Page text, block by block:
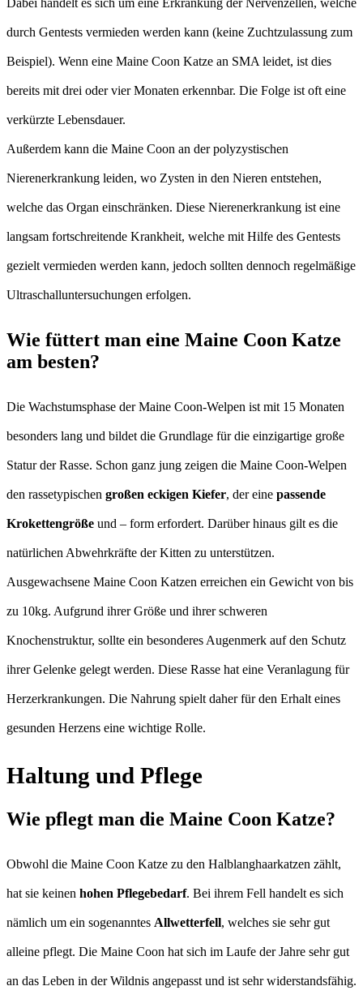
Dabei handelt es sich um eine Erkrankung der Nervenzellen, welche
durch Gentests vermieden werden kann (keine Zuchtzulassung zum
Beispiel). Wenn eine Maine Coon Katze an SMA leidet, ist dies
bereits mit drei oder vier Monaten erkennbar. Die Folge ist oft eine
verkürzte Lebensdauer.
Außerdem kann die Maine Coon an der polyzystischen
Nierenerkrankung leiden, wo Zysten in den Nieren entstehen,
welche das Organ einschränken. Diese Nierenerkrankung ist eine
langsam fortschreitende Krankheit, welche mit Hilfe des Gentests
gezielt vermieden werden kann, jedoch sollten dennoch regelmäßige
Ultraschalluntersuchungen erfolgen.
Wie füttert man eine Maine Coon Katze
am besten?
Die Wachstumsphase der Maine Coon-Welpen ist mit 15 Monaten
besonders lang und bildet die Grundlage für die einzigartige große
Statur der Rasse. Schon ganz jung zeigen die Maine Coon-Welpen
den rassetypischen großen eckigen Kiefer, der eine passende
Krokettengröße und – form erfordert. Darüber hinaus gilt es die
natürlichen Abwehrkräfte der Kitten zu unterstützen.
Ausgewachsene Maine Coon Katzen erreichen ein Gewicht von bis
zu 10kg. Aufgrund ihrer Größe und ihrer schweren
Knochenstruktur, sollte ein besonderes Augenmerk auf den Schutz
ihrer Gelenke gelegt werden. Diese Rasse hat eine Veranlagung für
Herzerkrankungen. Die Nahrung spielt daher für den Erhalt eines
gesunden Herzens eine wichtige Rolle.
Haltung und Pflege
Wie pflegt man die Maine Coon Katze?
Obwohl die Maine Coon Katze zu den Halblanghaarkatzen zählt,
hat sie keinen hohen Pflegebedarf. Bei ihrem Fell handelt es sich
nämlich um ein sogenanntes Allwetterfell, welches sie sehr gut
alleine pflegt. Die Maine Coon hat sich im Laufe der Jahre sehr gut
an das Leben in der Wildnis angepasst und ist sehr widerstandsfähig.